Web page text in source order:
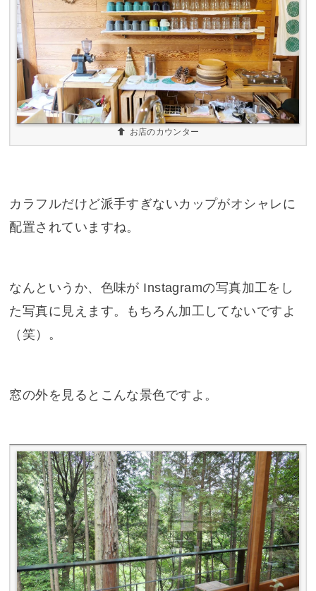
お店のカウンター
カラフルだけど派手すぎないカップがオシャレに
配置されていますね。
なんというか、色味が Instagramの写真加工をし
た写真に見えます。もちろん加工してないですよ
（笑）。
窓の外を見るとこんな景色ですよ。